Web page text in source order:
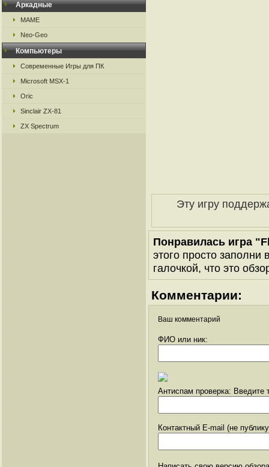
Аркадные
MAME
Neo-Geo
Компьютеры
Современные Игры для ПК
Microsoft MSX-1
Oric
Sinclair ZX-81
ZX Spectrum
Эту игру
Понравилась игра
этого просто заполни
галочкой, что это
Комментарии:
Ваш комментарий
ФИО или ник:
Антиспам проверка: Введите
Контактный E-mail (не